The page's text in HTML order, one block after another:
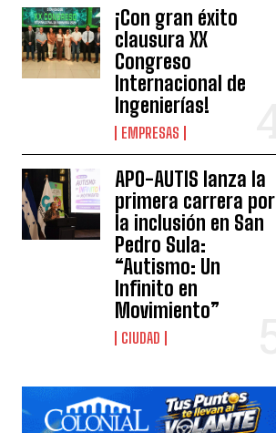
¡Con gran éxito
clausura XX
Congreso
Internacional de
Ingenierías!
EMPRESAS
APO-AUTIS lanza la
primera carrera por
la inclusión en San
Pedro Sula:
“Autismo: Un
Infinito en
Movimiento”
CIUDAD